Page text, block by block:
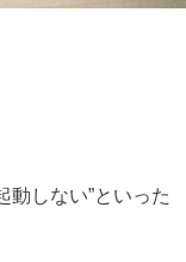
動しない”といった